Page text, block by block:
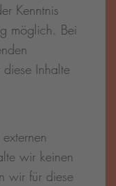
Kenntnis
möglich. Bei
Inhalte
wir keinen
wir für diese